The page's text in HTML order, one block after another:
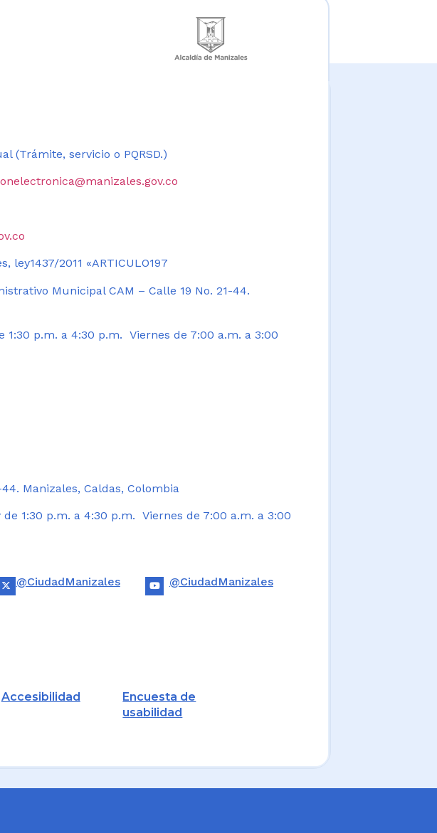
(Trámite, servicio o PQRSD.)
2011 «ARTICULO197
Municipal CAM – Calle 19 No. 21-44.
1:30 p.m. a 4:30 p.m. Viernes de 7:00 a.m. a 3:00
Manizales, Caldas, Colombia
1:30 p.m. a 4:30 p.m. Viernes de 7:00 a.m. a 3:00
@CiudadManizales @CiudadManizales
Accesibilidad
Encuesta de
usabilidad